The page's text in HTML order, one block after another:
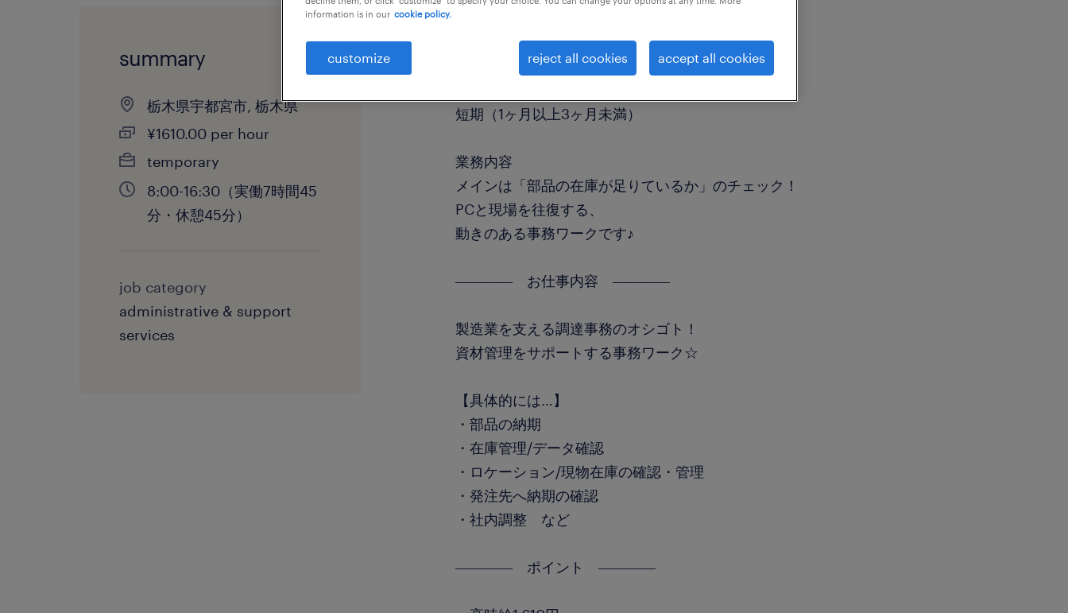
summary
栃木県宇都宮市, 栃木県
¥1610.00 per hour
temporary
8:00-16:30（実働7時間45
分・休憩45分）
job category
administrative & support
services
事務的軽作業
短期（1ヶ月以上3ヶ月未満）
業務内容
メインは「部品の在庫が足りているか」のチェック！
PCと現場を往復する、
動きのある事務ワークです♪
―――― お仕事内容 ――――
製造業を支える調達事務のオシゴト！
資材管理をサポートする事務ワーク☆
【具体的には…】
・部品の納期
・在庫管理/データ確認
・ロケーション/現物在庫の確認・管理
・発注先へ納期の確認
・社内調整 など
―――― ポイント ――――
information is in our cookie policy.
customize reject all cookies accept all cookies